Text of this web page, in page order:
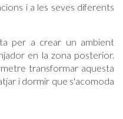
i a les seves diferents
per a crear un ambient
en la zona posterior.
transformar aquesta
i dormir que s'acomoda